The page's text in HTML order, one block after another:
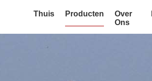
Thuis Producten
Over
Ons